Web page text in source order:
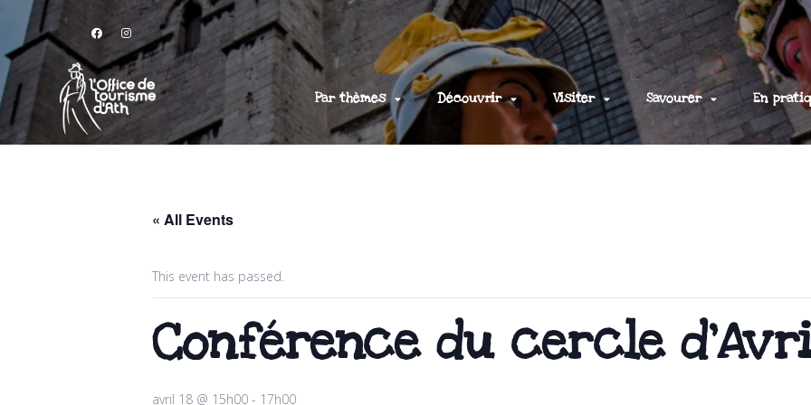
Par thèmes Découvrir Visiter Savourer En
« All Events
This event has passed.
Conférence du cercle
avril 18 @ 15h00 - 17h00